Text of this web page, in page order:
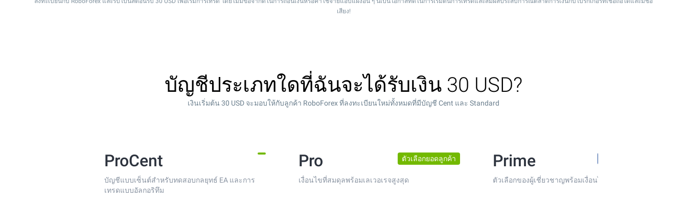
เสียง!
บัญชีประเภทใดที่ฉันจะได้รับเงิน 30 USD?
เงินเริ่มต้น 30 USD จะมอบให้กับลูกค้า RoboForex ที่ลงทะเบียนใหม่ทั้งหมดที่มีบัญชี Cent และ Standard
ProCent
บัญชีแบบเซ็นต์สำหรับทดสอบกลยุทธ์ EA และการ
เทรดแบบอัลกอริทึม
Pro ตัวเลือกยอดลูกค้า
เงื่อนไขที่สมดุลพร้อมเลเวอเรจสูงสุด
Prime
ตัวเลือกของผู้เชี่ยวชาญพร้อมเงื่อนไขการเทรดขั้นสูง